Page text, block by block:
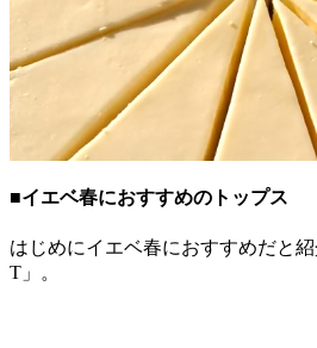
■イエベ春におすすめのトップス
はじめにイエベ春におすすめだと
T」。